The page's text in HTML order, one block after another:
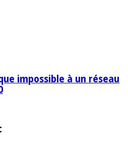
impossible à un réseau